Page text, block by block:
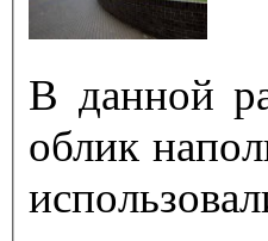
В данной
облик